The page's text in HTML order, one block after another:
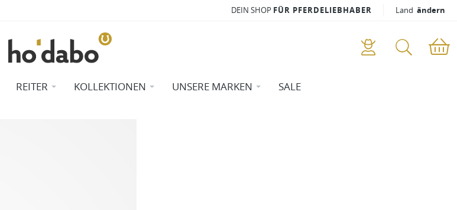
DEIN SHOP FÜR PFERDELIEBHABER Land ändern
REITER KOLLEKTIONEN UNSERE MARKEN SALE